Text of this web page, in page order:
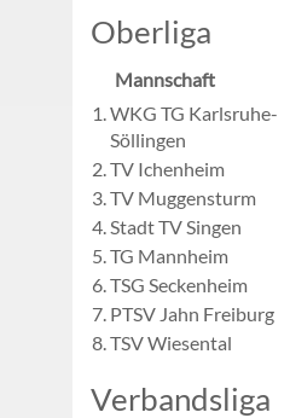
Oberliga
Mannschaft
1.WKG TG Karlsruhe-
Söllingen
2.TV Ichenheim
3.TV Muggensturm
4.Stadt TV Singen
5.TG Mannheim
6.TSG Seckenheim
7. PTSV Jahn Freiburg
8.TSV Wiesental
Verbandsliga